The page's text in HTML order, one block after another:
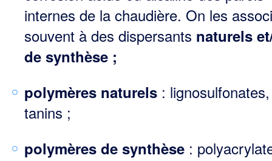
internes de la chaudière. On les
souvent à des dispersants naturels
de synthèse ;
polymères naturels : lignosulfonates,
tanins ;
polymères de synthèse :